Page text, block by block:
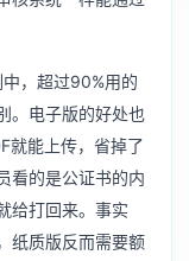
，超过90%用的
。电子版的好处也
就能上传，省掉了
看的是公证书的内
给打回来。事实
纸质版反而需要额